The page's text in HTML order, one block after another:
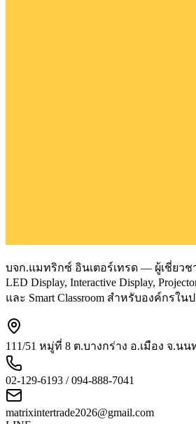
บจก.แมทริกซ์ อินเตอร์เทรด — ผู้เชี่ยวช
LED Display, Interactive Display,
และ Smart Classroom สำหรับองค์กรใน
111/51 หมู่ที่ 8 ต.บางกร่าง อ.เมือง จ.นน
02-129-6193 / 094-888-7041
matrixintertrade2026@gmail.com